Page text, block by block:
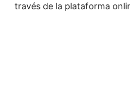
través de la plataforma